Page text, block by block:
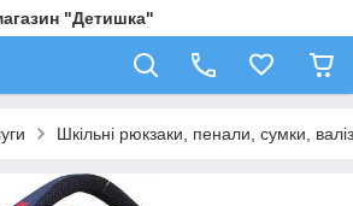
"Детишка"
Шкільні рюкзаки, пенали, сумки,